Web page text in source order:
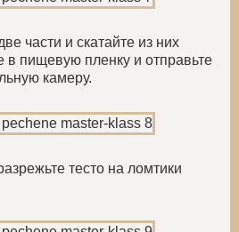
части и скатайте из них
в пищевую пленку и отправьте
камеру.
тесто на ломтики